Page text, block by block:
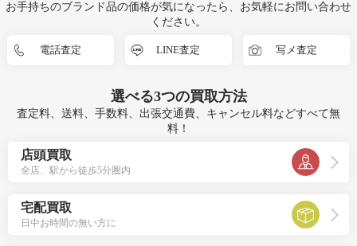
お手持ちのブランド品の価格が気になったら、お気軽にお問い合わせ
ください。
電話査定 LINE査定 写メ査定
選べる3つの買取方法
査定料、送料、手数料、出張交通費、キャンセル料などすべて無
料！
店頭買取
全店、駅から徒歩5分圏内
宅配買取
日中お時間の無い方に